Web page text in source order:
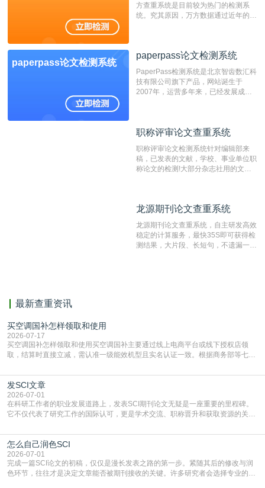
方查重系统是目前较为热门的检测系
统。究其原因，万方数据通过近年的发
非。其次，相对于知网而言，万方检测
重的推荐系统。
paperpass论文检测系统
paperpass论文检测系统
PaperPass检测系统是北京智齿数汇科
技有限公司旗下产品，网站诞生于
2007年，运营多年来，已经发展成为
检测速度快、精度高，市场反映良好。
职称评审论文查重系统
职称评审论文检测系统针对编辑部来
稿，已发表的文献，学校、事业单位职
称论文的检测!大部分杂志社用的文献
编辑部检测来稿和已发表的文献,检测
测时注意填写第一作者,才能排除已发
表文献复制比。（限制字符数1万）
龙源期刊论文查重系统
龙源期刊论文查重系统，自主研发高效
稳定的计算服务，最快35S即可获得检
测结果，大片段、长短句，不遗漏一处
最新查重资讯
买空调国补怎样领取和使用
2026-07-17
买空调国补怎样领取和使用买空调国补主要通过线上电商平台或线下授权店领
取，结算时直接立减‌，需认准一级能效机型且实名认证一致。根据商务部等七部
能领到补贴首选‌京东APP‌搜索专属口令(如【家电补贴1637】、【国补立省
4949】等，口令会随活动更新，以页面显示为准)进入补贴专场。淘宝/天猫也可
复制粘贴【8$FKFGgJq
发SCI文章
2026-07-01
在科研工作者的职业发展道路上，发表SCI期刊论文无疑是一座重要的里程碑。
它不仅代表了研究工作的国际认可，更是学术交流、职称晋升和获取资源的关键
战与困惑。从选题立意到投稿回应，每一步都需要精心的策略与扎实的工作。本
篇AEIC学术交流中心小编就为大家介绍“发SCI文章”。一、精准定位是成功的第
一步发表SCI文章，首要解决的问题是“投
怎么自己润色SCI
2026-07-01
完成一篇SCI论文的初稿，仅仅是漫长发表之路的第一步。紧随其后的修改与润
色环节，往往才是决定文章能否被期刊接收的关键。许多研究者会选择专业的语